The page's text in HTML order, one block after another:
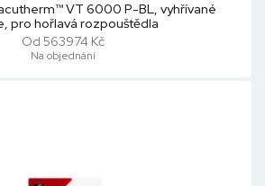
VT 6000 P-BL, vyhřívané
pro hořlavá rozpouštědla
Od 563974 Kč
Na objednání